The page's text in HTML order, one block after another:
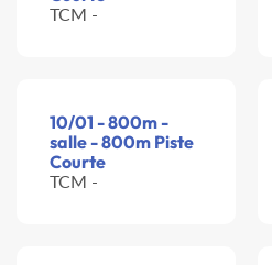
TCM -
10/01 - 800m -
salle - 800m Piste
Courte
TCM -